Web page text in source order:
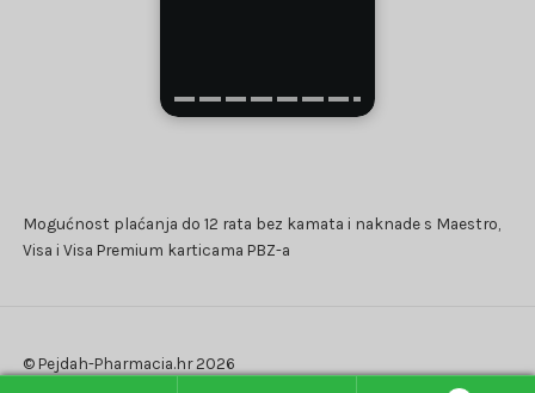
Mogućnost plaćanja do 12 rata bez kamata i naknade s Maestro,
Visa i Visa Premium karticama PBZ-a
© Pejdah-Pharmacia.hr 2026